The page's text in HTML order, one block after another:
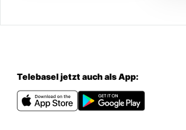
Telebasel jetzt auch als App: